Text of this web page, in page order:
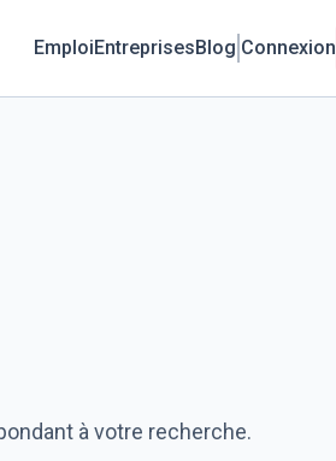
EmploiEntreprisesBlog Connexion
à votre recherche.